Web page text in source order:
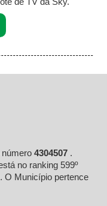
4304507 .
no ranking 599º
O Município pertence